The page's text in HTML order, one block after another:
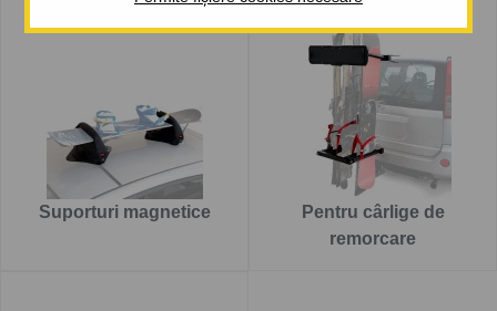
performanță/preț o manevrabilitate mai bună, deoarece
schiurile fac nu trebuie să fie ridicat deasupra capului la
Suporturi magnetice
Pentru cârlige de
remorcare